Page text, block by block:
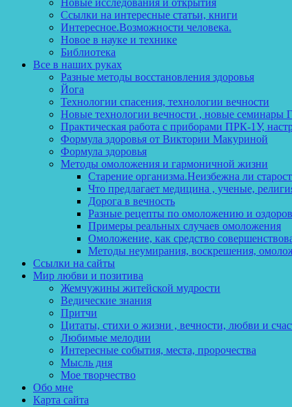
Новые исследования и открытия
Ссылки на интересные статьи, книги
Интересное.Возможности человека.
Новое в науке и технике
Библиотека
Все в наших руках
Разные методы восстановления здоровья
Йога
Технологии спасения, технологии вечности
Новые технологии вечности , новые семинары
Практическая работа с приборами ПРК-1У,
Формула здоровья от Виктории Макуриной
Формула здоровья
Методы омоложения и гармоничной жизни
Старение организма.Неизбежна ли
Что предлагает медицина , ученые,
Дорога в вечность
Разные рецепты по омоложению и
Примеры реальных случаев омоложения
Омоложение, как средство
Методы неумирания, воскрешения,
Ссылки на сайты
Мир любви и позитива
Жемчужины житейской мудрости
Ведические знания
Притчи
Цитаты, стихи о жизни , вечности, любви и
Любимые мелодии
Интересные события, места, пророчества
Мысль дня
Мое творчество
Обо мне
Карта сайта